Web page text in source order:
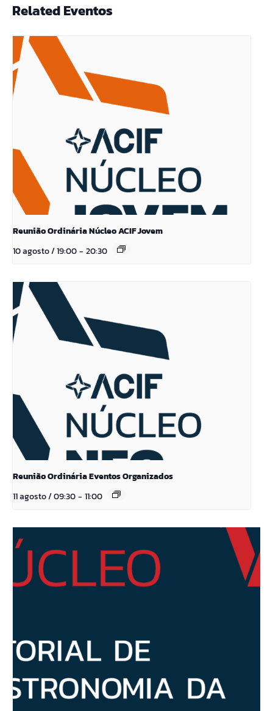
Related Eventos
Reunião Ordinária Núcleo ACIF Jovem
10 agosto / 19:00- 20:30
Reunião Ordinária Eventos Organizados
11 agosto / 09:30- 11:00